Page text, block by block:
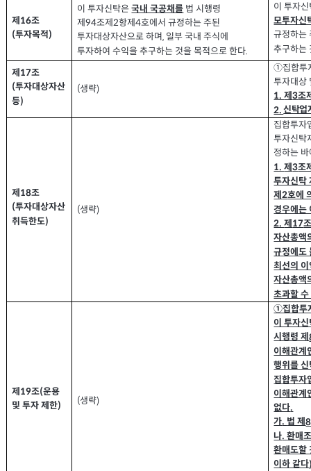
제 16조
(투자목적)
이 투자신탁은국내 국공채를 법 시행령
제94조제2항제4호에서 규정하는 주된
투자대상자산으로 하며, 일부 국내 주식에
투자하여 수익을 추구하는 것을 목적으로 한다.
이 투자
모투자신
규정하는
추구하는
제 17조
(투자대상자산
등)
(생략)
①집합투
투자대상
1.제3조
2.신탁업
제 18조
(투자대상자산
취득한도)
(생략)
집합투자
투자신탁
정하는
1.제3조
투자신탁
제2호에
경우에는
2.제 17
자산총액
규정에도
최선의
자산총액
초과할
제 19조(운용
및 투자 제한) (생략)
①집합투
이 투자
시행령 제
이해관계
행위를
집합투자
이해관계
없다.
가. 법 제
나.환매
환매도할
이하 같다